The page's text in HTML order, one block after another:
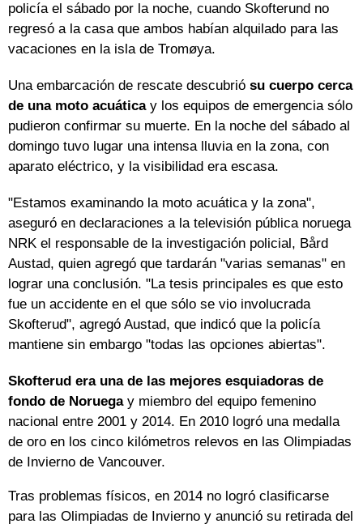
policía el sábado por la noche, cuando Skofterund no
regresó a la casa que ambos habían alquilado para las
vacaciones en la isla de Tromøya.
Una embarcación de rescate descubrió su cuerpo cerca
de una moto acuáticay los equipos de emergencia sólo
pudieron confirmar su muerte. En la noche del sábado al
domingo tuvo lugar una intensa lluvia en la zona, con
aparato eléctrico, y la visibilidad era escasa.
"Estamos examinando la moto acuática y la zona",
aseguró en declaraciones a la televisión pública noruega
NRK el responsable de la investigación policial, Bård
Austad, quien agregó que tardarán "varias semanas" en
lograr una conclusión. "La tesis principales es que esto
fue un accidente en el que sólo se vio involucrada
Skofterud", agregó Austad, que indicó que la policía
mantiene sin embargo "todas las opciones abiertas".
Skofterud era una de las mejores esquiadoras de
fondo de Noruegay miembro del equipo femenino
nacional entre 2001 y 2014. En 2010 logró una medalla
de oro en los cinco kilómetros relevos en las Olimpiadas
de Invierno de Vancouver.
Tras problemas físicos, en 2014 no logró clasificarse
para las Olimpiadas de Invierno y anunció su retirada del